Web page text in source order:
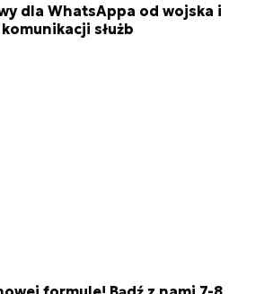
dla WhatsAppa od wojska i
służb